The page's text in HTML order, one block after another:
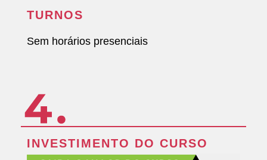
TURNOS
Sem horários presenciais
INVESTIMENTO DO CURSO